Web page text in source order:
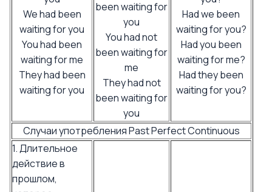
We had been
waiting for you
You had been
waiting for me
They had been
waiting for you
been waiting for
you
You had not
been waiting for
me
They had not
been waiting for
you
Had we been
waiting for you?
Had you been
waiting for me?
Had they been
waiting for you?
Случаи употребления Past Perfect Continuous
1. Длительное
действие в
прошлом,